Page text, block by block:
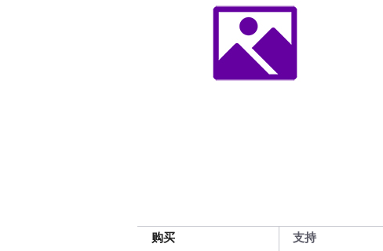
购买 支持